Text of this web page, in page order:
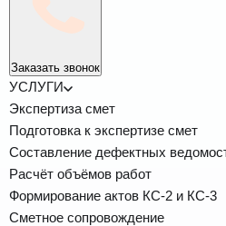
Заказать звонок
УСЛУГИ
Экспертиза смет
Подготовка к экспертизе смет
Составление дефектных
Расчёт объёмов работ
Формирование актов КС-2 и КС-3
Сметное сопровождение